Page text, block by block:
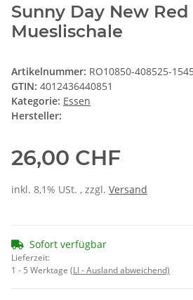
Sunny Day New Red
Mueslischale
Artikelnummer: RO10850-408525-
GTIN: 4012436440851
Kategorie: Essen
Hersteller:
26,00 CHF
inkl. 8,1% USt. , zzgl. Versand
Sofort verfügbar
Lieferzeit:
1 - 5 Werktage (LI - Ausland abweichend)